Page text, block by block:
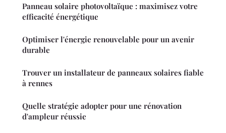
Panneau solaire photovoltaïque : maximisez votre
efficacité énergétique
Optimiser l'énergie renouvelable pour un avenir
durable
Trouver un installateur de panneaux solaires fiable
à rennes
Quelle stratégie adopter pour une rénovation
d'ampleur réussie